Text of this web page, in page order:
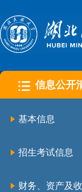
信息公开
基本信息
招生考试信息
财务、资产及